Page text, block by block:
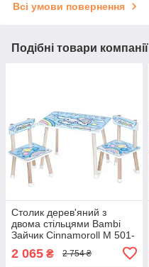
Всі умови повернення
Подібні товари компанії
Столик дерев'яний з
двома стільцями Bambi
Зайчик Cinnamoroll M 501-
2 065 ₴ 2 754 ₴